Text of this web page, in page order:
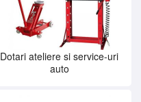
Dotari ateliere si service-uri
auto